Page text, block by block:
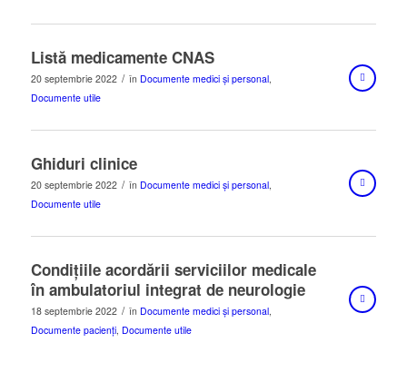
Listă medicamente CNAS
20 septembrie 2022 / în Documente medici și personal,
Documente utile
Ghiduri clinice
20 septembrie 2022 / în Documente medici și personal,
Documente utile
Condițiile acordării serviciilor medicale
în ambulatoriul integrat de neurologie
18 septembrie 2022 / în Documente medici și personal,
Documente pacienți, Documente utile